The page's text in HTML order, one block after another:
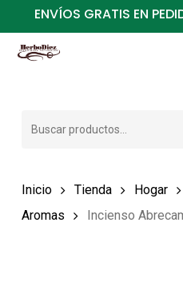
al
contenido
ENVÍOS GRATIS EN
Inicio Tienda Hogar
Aromas
Incienso